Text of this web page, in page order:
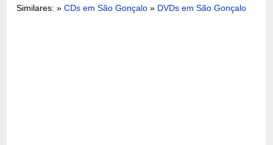
Similares: »CDs em São Gonçalo » DVDs em São Gonçalo